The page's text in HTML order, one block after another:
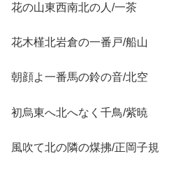
花の山東西南北の人/一茶
花木槿北岩倉の一番戸/船山
朝顔よ一番馬の鈴の音/北空
初烏東へ北へなく千鳥/紫暁
風吹て北の隣の煤拂/正岡子規